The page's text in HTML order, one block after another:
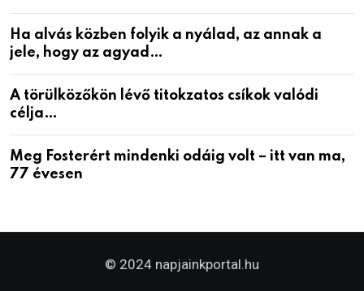
Ha alvás közben folyik a nyálad, az annak a
jele, hogy az agyad…
A törülközőkön lévő titokzatos csíkok valódi
célja…
Meg Fosterért mindenki odáig volt – itt van ma,
77 évesen
© 2024 napjainkportal.hu